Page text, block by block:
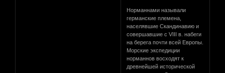
Норманнами называли
германские племена,
населявшие Скандинавию и
совершавшие с VIII в. набеги
на берега почти всей Европы.
Морские экспедиции
норманнов восходят к
древнейшей исторической